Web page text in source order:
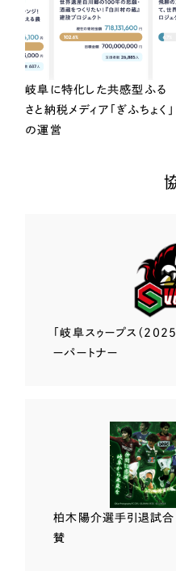
岐阜に特化した共感型ふる
さと納税メディア「ぎふちょく」
の運営
「岐阜スゥープス （
ーパートナー
柏木陽介選手引退試
賛